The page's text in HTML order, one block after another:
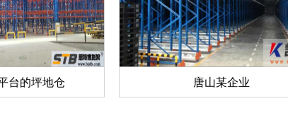
台的坪地仓 唐山某企业